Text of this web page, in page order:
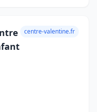
centre-valentine.fr